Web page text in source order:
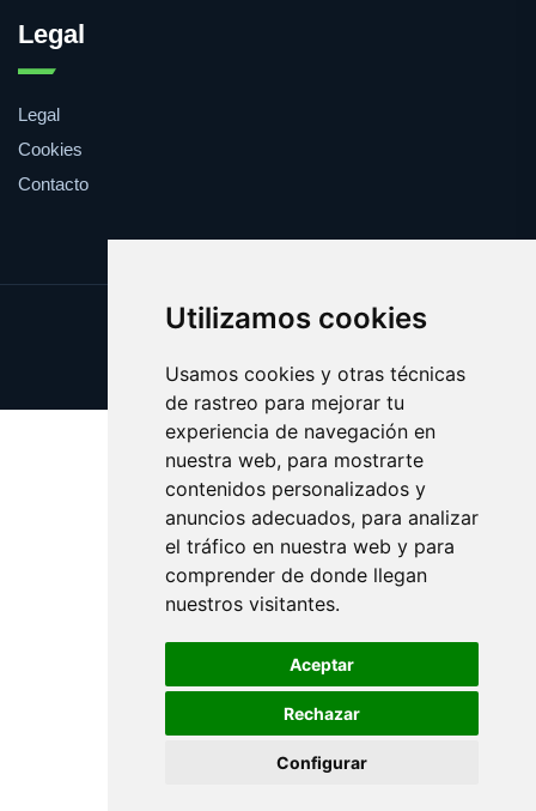
Utilizamos cookies
Usamos cookies y otras técnicas
de rastreo para mejorar tu
experiencia de navegación en
nuestra web, para mostrarte
contenidos personalizados y
anuncios adecuados, para analizar
el tráfico en nuestra web y para
comprender de donde llegan
nuestros visitantes.
Aceptar
Rechazar
Configurar
Legal
Legal
Cookies
Contacto
Update cookies preferences
Copyright © 2026 bingo.eus